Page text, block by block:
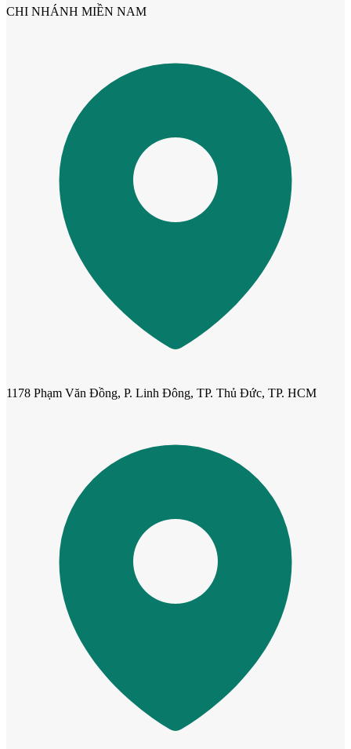
Cửa nhựa Composite Đài Loan
CHI NHÁNH MIỀN NAM
1178 Phạm Văn Đồng, P. Linh Đông, TP. Thủ Đức, TP. HCM